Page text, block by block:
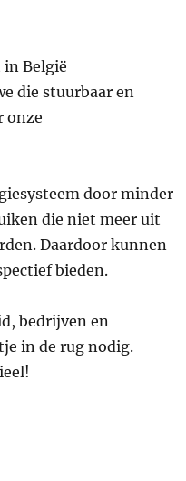
België
die stuurbaar en
onze
door minder
die niet meer uit
Daardoor kunnen
bieden.
bedrijven en
in de rug nodig.